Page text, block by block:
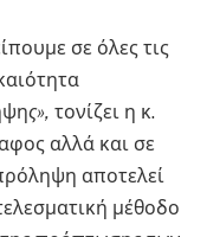
σε όλες τις
ς», τονίζει η κ.
αλλά και σε
αποτελεί
μέθοδο